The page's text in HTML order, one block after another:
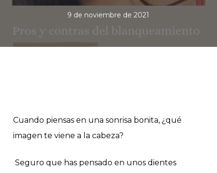
9 de noviembre de 2021
Cuando piensas en una sonrisa bonita, ¿qué
imagen te viene a la cabeza?
Seguro que has pensado en unos dientes